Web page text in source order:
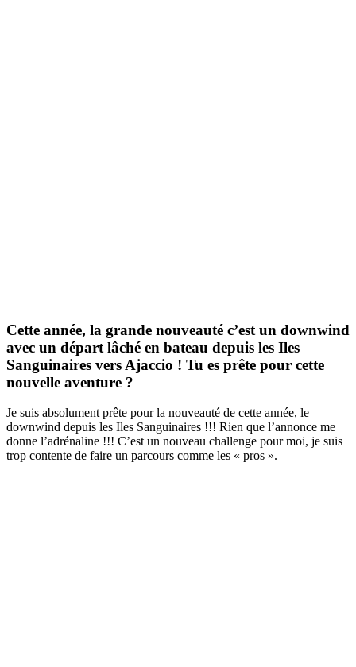
Cette année, la grande nouveauté c’est un downwind
avec un départ lâché en bateau depuis les Iles
Sanguinaires vers Ajaccio ! Tu es prête pour cette
nouvelle aventure ?
Je suis absolument prête pour la nouveauté de cette année, le
downwind depuis les Iles Sanguinaires !!! Rien que l’annonce me
donne l’adrénaline !!! C’est un nouveau challenge pour moi, je suis
trop contente de faire un parcours comme les « pros ».